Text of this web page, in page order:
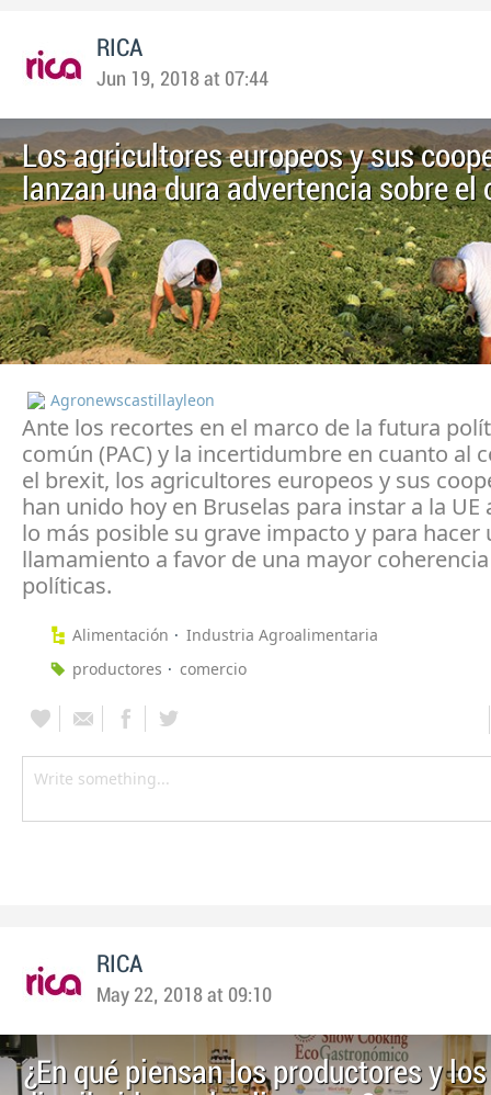
RICA
Jun 19, 2018 at 07:44
Los agricultores europeos y sus
lanzan una dura advertencia sobre el
Agronewscastillayleon
Ante los recortes en el marco de la futura
común (PAC) y la incertidumbre en cuanto al
el brexit, los agricultores europeos y sus
han unido hoy en Bruselas para instar a la UE
lo más posible su grave impacto y para hacer
llamamiento a favor de una mayor
políticas.
Alimentación
Industria Agroalimentaria
productores
comercio
RICA
May 22, 2018 at 09:10
¿En qué piensan los productores y los